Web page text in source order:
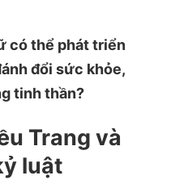
có thể phát triển
đổi sức khỏe,
tinh thần?
Trang và
luật